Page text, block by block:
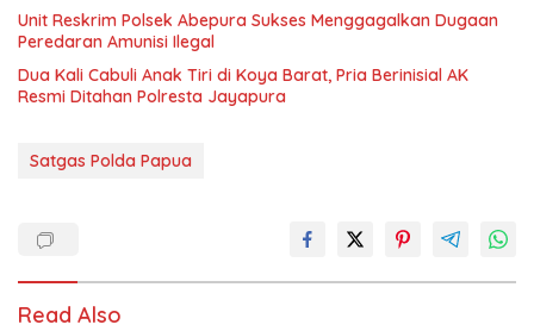
Unit Reskrim Polsek Abepura Sukses Menggagalkan Dugaan
Peredaran Amunisi Ilegal
Dua Kali Cabuli Anak Tiri di Koya Barat, Pria Berinisial AK
Resmi Ditahan Polresta Jayapura
Satgas Polda Papua
Read Also